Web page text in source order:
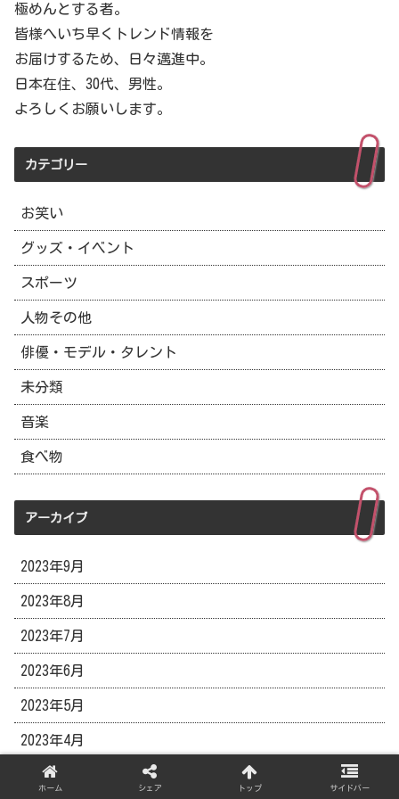
極めんとする者。
皆様へいち早くトレンド情報を
お届けするため、日々邁進中。
日本在住、30代、男性。
よろしくお願いします。
カテゴリー
お笑い
グッズ・イベント
スポーツ
人物その他
俳優・モデル・タレント
未分類
音楽
食べ物
アーカイブ
2023年9月
2023年8月
2023年7月
2023年6月
2023年5月
2023年4月
2023年3月
ホーム シェア トップ サイドバー